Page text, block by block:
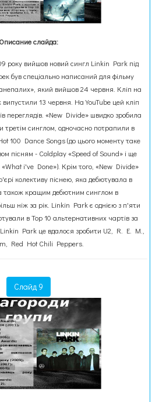
Описание слайда:
року вийшов новий сингл Linkin Park під
був спеціально написаний для фільму
який вийшов 24 червня. Кліп на
13 червня. На YouTube цей кліп
переглядів. «New Divide» швидко зробила
третім синглом, одночасно потрапили в
100 Dance Songs (до цього моменту таке
пісням - Coldplay «Speed of Sound» і ще
i've Done»). Крім того, «New Divide»
колективу піснею, яка дебютувала в
також кращим дебютним синглом в
ніж за рік. Linkin Park є однією з п'яти
в Top 10 альтернативних чартів за
Park це вдалося зробити U2, R. E. M.,
Red Hot Chili Peppers.
Слайд 9